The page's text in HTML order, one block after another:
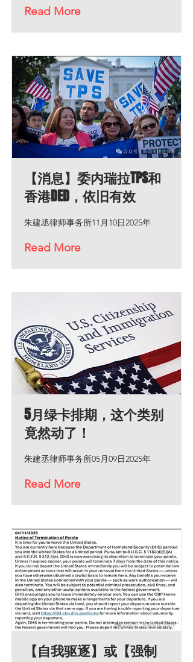
Read More
【消息】委内瑞拉TPS和
香港DED，依旧有效
朱建丞律师事务所11月10日2025年
Read More
5月绿卡排期，这个类别
竟然动了！
朱建丞律师事务所05月09日2025年
Read More
【自我驱逐】或【强制